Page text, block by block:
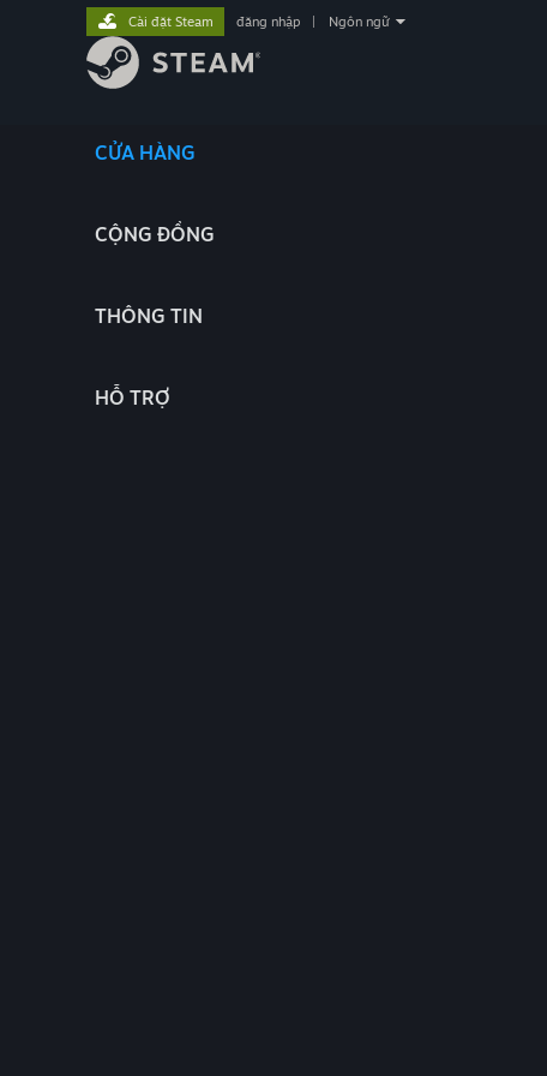
CỬA HÀNG
CỘNG ĐỒNG
THÔNG TIN
HỖ TRỢ
Cài đặt Steam đăng nhập Ngôn ngữ